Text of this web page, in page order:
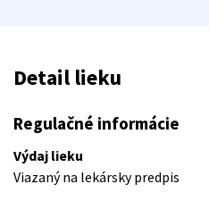
Detail lieku
Regulačné informácie
Výdaj lieku
Viazaný na lekársky predpis